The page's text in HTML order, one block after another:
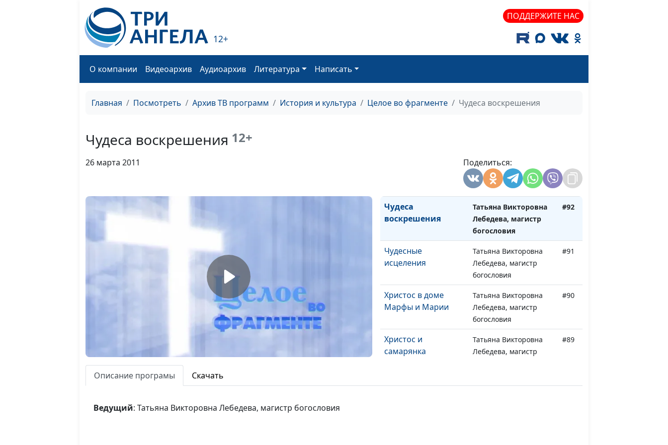
12+
ПОДДЕРЖИТЕ НАС
О компании Видеоархив Аудиоархив Литература Написать
Главная Посмотреть Архив ТВ программ История и культура Целое во фрагменте Чудеса воскрешения
Чудеса воскрешения 12+
26 марта 2011 Поделиться:
Татьяна Лебедева,
магистр богословия
#97
торгующих из
Татьяна Лебедева,
магистр богословия
#96
Христос
проповедующий
Татьяна Лебедева,
#95
Татьяна Викторовна
Лебедева, магистр
богословия
Чудеса
воскрешения
Татьяна Викторовна
Лебедева, магистр
богословия
#92
Чудесные
исцеления
Татьяна Викторовна
Лебедева, магистр
богословия
#91
Христос в доме
Марфы и Марии
Татьяна Викторовна
Лебедева, магистр
богословия
#90
Христос и
самарянка
Татьяна Викторовна
Лебедева, магистр
#89
Брак в Кане
Татьяна Викторовна
#88
Описание програмы Скачать
Ведущий: Татьяна Викторовна Лебедева, магистр богословия